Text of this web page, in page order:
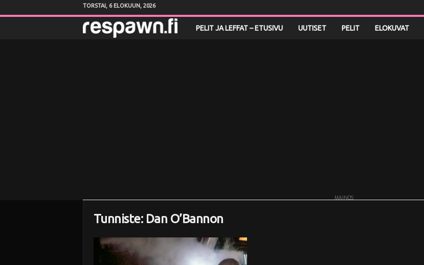
TORSTAI, 6 ELOKUUN, 2026
PELIT JA LEFFAT – ETUSIVU UUTISET PELIT ELOKUVAT
MAINOS
Tunniste: Dan O’Bannon